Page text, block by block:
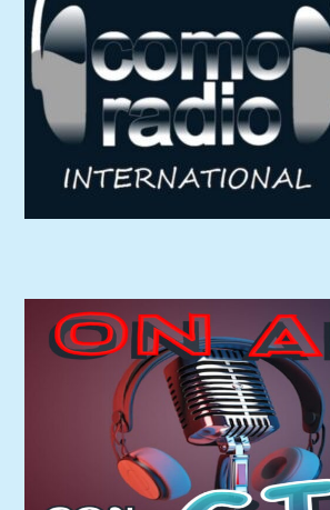
Comoradio International